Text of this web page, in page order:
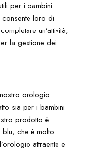
per i bambini
consente loro di
un’attività,
la gestione dei
orologio
sia per i bambini
prodotto è
che è molto
attraente e